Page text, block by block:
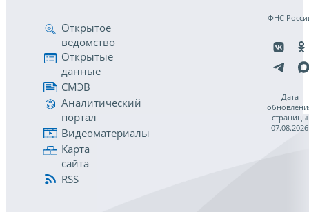
Открытое
ведомство
Открытые
данные
СМЭВ
Аналитический
портал
Видеоматериалы
Карта
сайта
RSS
ФНС
Дата
страницы
07.08.2026